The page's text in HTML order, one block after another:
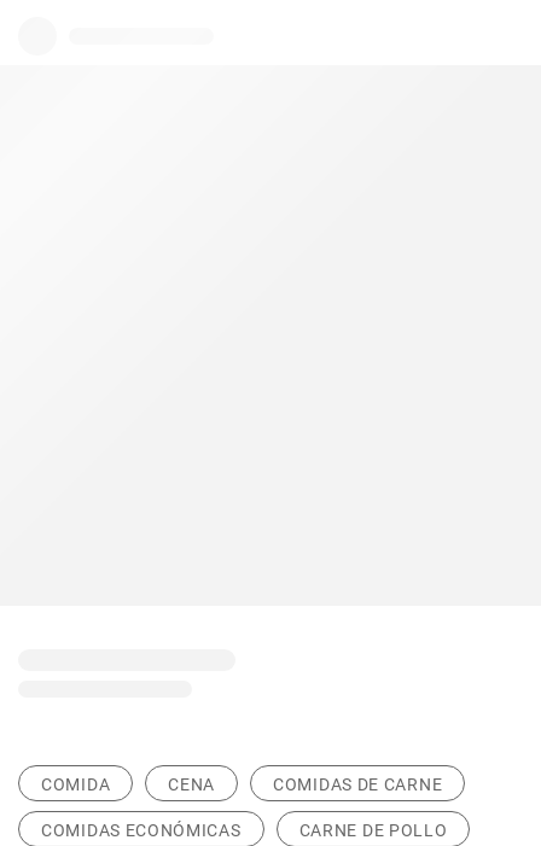
COMIDA CENA COMIDAS DE CARNE
COMIDAS ECONÓMICAS CARNE DE POLLO